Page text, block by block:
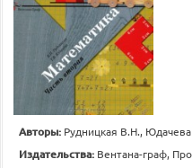
Авторы: Рудницкая В.Н., Юдачева
Издательства: Вентана-граф,